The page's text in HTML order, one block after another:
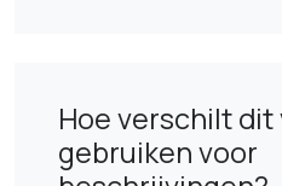
Hoe verschilt dit
gebruiken voor